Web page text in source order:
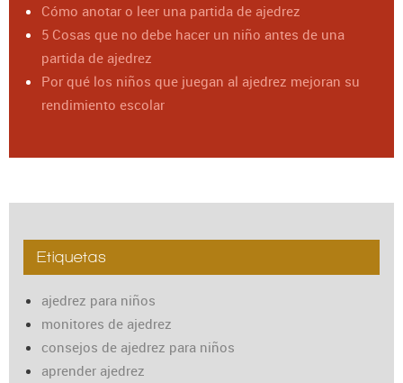
Cómo anotar o leer una partida de ajedrez
5 Cosas que no debe hacer un niño antes de una
partida de ajedrez
Por qué los niños que juegan al ajedrez mejoran su
rendimiento escolar
Etiquetas
ajedrez para niños
monitores de ajedrez
consejos de ajedrez para niños
aprender ajedrez